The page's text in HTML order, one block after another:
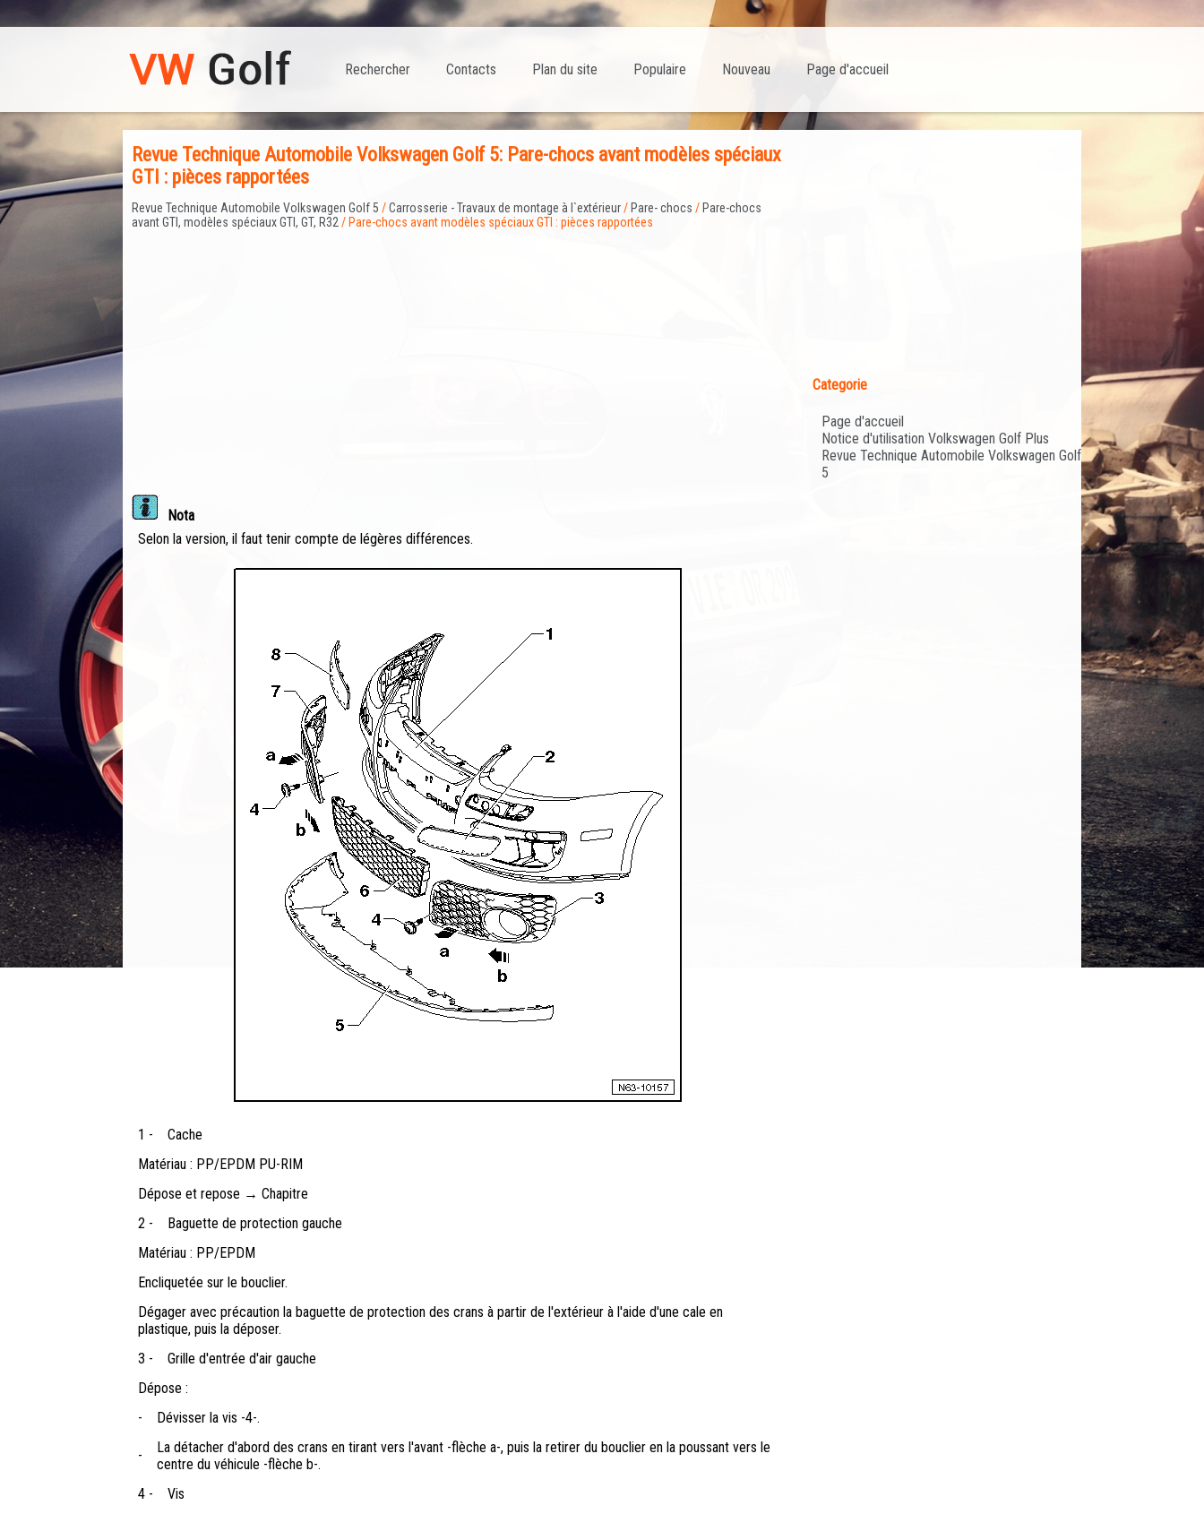
Page d'accueil
Nouveau
Populaire
Plan du site
Contacts
Rechercher
Revue Technique Automobile Volkswagen Golf 5: Pare-chocs avant modèles spéciaux
GTI : pièces rapportées
Revue Technique Automobile Volkswagen Golf 5 /Carrosserie - Travaux de montage à l`extérieur/ Pare- chocs / Pare-chocs
avant GTI, modèles spéciaux GTI, GT, R32/ Pare-chocs avant modèles spéciaux GTI : pièces rapportées
Nota
Selon la version, il faut tenir compte de légères différences.
1 -
Cache
Matériau : PP/EPDM PU-RIM
Dépose et repose → Chapitre
2 -
Baguette de protection gauche
Matériau : PP/EPDM
Encliquetée sur le bouclier.
Dégager avec précaution la baguette de protection des crans à partir de l'extérieur à l'aide d'une cale en
plastique, puis la déposer.
3 -
Grille d'entrée d'air gauche
Dépose :
-
Dévisser la vis -4-.
-
La détacher d'abord des crans en tirant vers l'avant -flèche a-, puis la retirer du bouclier en la poussant vers le
centre du véhicule -flèche b-.
4 -
Vis
Categorie
Page d'accueil
Notice d'utilisation Volkswagen Golf Plus
Revue Technique Automobile Volkswagen Golf
5